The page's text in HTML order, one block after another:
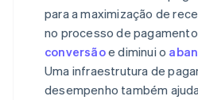
para a maximização de
no processo de
conversãoe diminui o
Uma infraestrutura de
desempenho também